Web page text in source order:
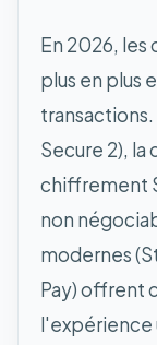
En 2026, les
plus en plus
Secure 2), la
chiffrement
non
modernes
Pay) offrent
l'expérience